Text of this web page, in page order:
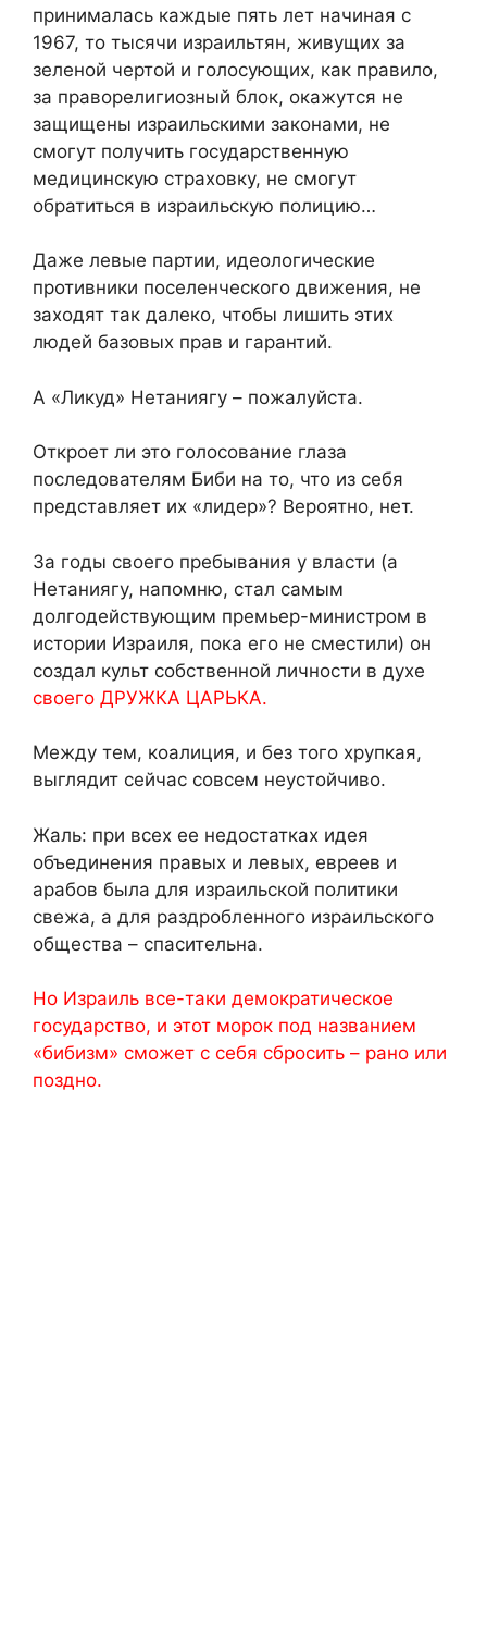
принималась каждые пять лет начиная с
1967, то тысячи израильтян, живущих за
зеленой чертой и голосующих, как правило,
за праворелигиозный блок, окажутся не
защищены израильскими законами, не
смогут получить государственную
медицинскую страховку, не смогут
обратиться в израильскую полицию…
Даже левые партии, идеологические
противники поселенческого движения, не
заходят так далеко, чтобы лишить этих
людей базовых прав и гарантий.
А «Ликуд» Нетаниягу – пожалуйста.
Откроет ли это голосование глаза
последователям Биби на то, что из себя
представляет их «лидер»? Вероятно, нет.
За годы своего пребывания у власти (а
Нетаниягу, напомню, стал самым
долгодействующим премьер-министром в
истории Израиля, пока его не сместили) он
создал культ собственной личности в духе
своего ДРУЖКА ЦАРЬКА.
Между тем, коалиция, и без того хрупкая,
выглядит сейчас совсем неустойчиво.
Жаль: при всех ее недостатках идея
объединения правых и левых, евреев и
арабов была для израильской политики
свежа, а для раздробленного израильского
общества – спасительна.
Но Израиль все-таки демократическое
государство, и этот морок под названием
«бибизм» сможет с себя сбросить – рано или
поздно.